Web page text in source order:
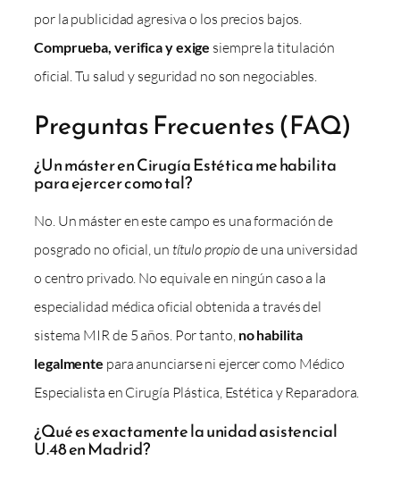
por la publicidad agresiva o los precios bajos.
Comprueba, verifica y exige siempre la titulación
oficial. Tu salud y seguridad no son negociables.
Preguntas Frecuentes (FAQ)
¿Un máster en Cirugía Estética me habilita
para ejercer como tal?
No. Un máster en este campo es una formación de
posgrado no oficial, un título propiode una universidad
o centro privado. No equivale en ningún caso a la
especialidad médica oficial obtenida a través del
sistema MIR de 5 años. Por tanto, no habilita
legalmente para anunciarse ni ejercer como Médico
Especialista en Cirugía Plástica, Estética y Reparadora.
¿Qué es exactamente la unidad asistencial
U.48 en Madrid?